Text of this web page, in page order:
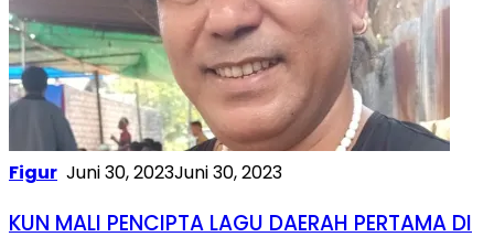
Figur Juni 30, 2023Juni 30, 2023
KUN MALI PENCIPTA LAGU DAERAH PERTAMA DI